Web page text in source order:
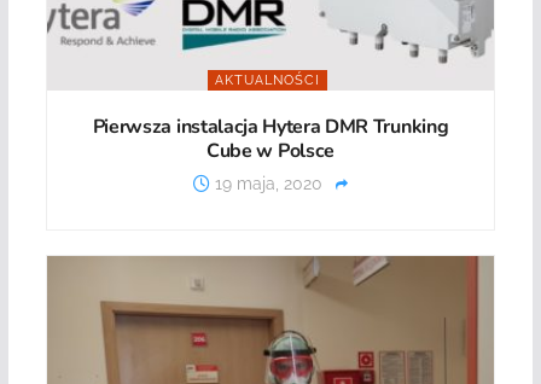
AKTUALNOŚCI
Pierwsza instalacja Hytera DMR Trunking
Cube w Polsce
19 maja, 2020